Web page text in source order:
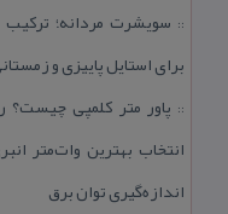
:: سویشرت مردانه؛ تركیب
برای استایل پاییزی و
:: پاور متر كلمپی چیست؟
انتخاب بهترین وات‌متر
اندازه‌گیری توان برق